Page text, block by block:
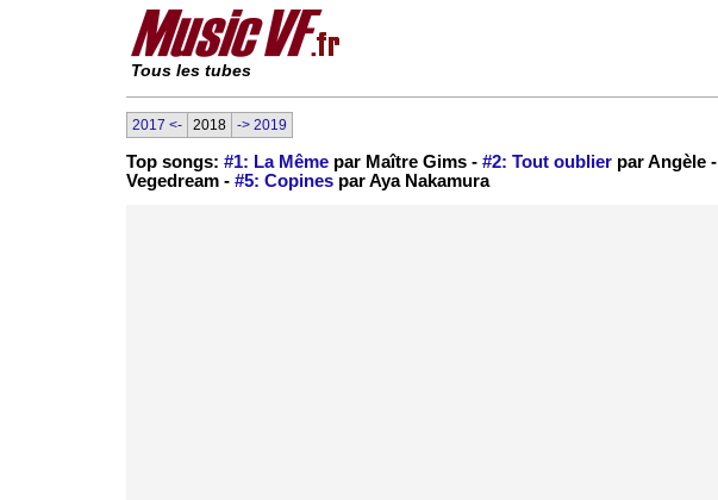
Tous les tubes
2017 <- 2018 -> 2019
Top songs: #1: La Même par Maître Gims - #2: Tout oublier par Angèle -
Vegedream - #5: Copines par Aya Nakamura